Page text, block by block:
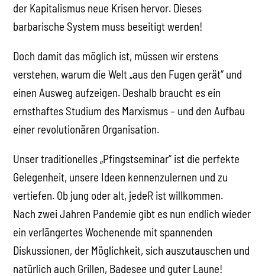
der Kapitalismus neue Krisen hervor. Dieses
barbarische System muss beseitigt werden!
Doch damit das möglich ist, müssen wir erstens
verstehen, warum die Welt „aus den Fugen gerät“ und
einen Ausweg aufzeigen. Deshalb braucht es ein
ernsthaftes Studium des Marxismus – und den Aufbau
einer revolutionären Organisation.
Unser traditionelles „Pfingstseminar“ ist die perfekte
Gelegenheit, unsere Ideen kennenzulernen und zu
vertiefen. Ob jung oder alt, jedeR ist willkommen.
Nach zwei Jahren Pandemie gibt es nun endlich wieder
ein verlängertes Wochenende mit spannenden
Diskussionen, der Möglichkeit, sich auszutauschen und
natürlich auch Grillen, Badesee und guter Laune!